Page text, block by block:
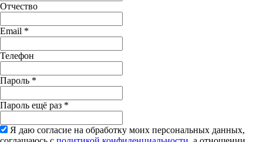
Отчество
Email *
Телефон
Пароль *
Пароль ещё раз *
Я даю согласие на обработку моих персональных данных,